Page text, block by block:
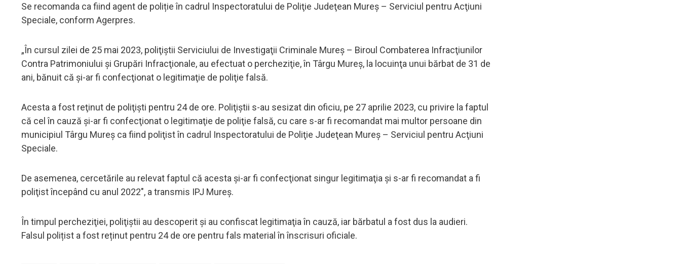
Se recomanda ca fiind agent de poliție în cadrul Inspectoratului de Poliţie Judeţean Mureş – Serviciul pentru Acţiuni
Speciale, conform Agerpres.
„În cursul zilei de 25 mai 2023, poliţiştii Serviciului de Investigaţii Criminale Mureş – Biroul Combaterea Infracţiunilor
Contra Patrimoniului şi Grupări Infracţionale, au efectuat o percheziţie, în Târgu Mureş, la locuinţa unui bărbat de 31 de
ani, bănuit că şi-ar fi confecţionat o legitimaţie de poliţie falsă.
Acesta a fost reţinut de poliţişti pentru 24 de ore. Poliţiştii s-au sesizat din oficiu, pe 27 aprilie 2023, cu privire la faptul
că cel în cauză şi-ar fi confecţionat o legitimaţie de poliţie falsă, cu care s-ar fi recomandat mai multor persoane din
municipiul Târgu Mureş ca fiind poliţist în cadrul Inspectoratului de Poliţie Judeţean Mureş – Serviciul pentru Acţiuni
Speciale.
De asemenea, cercetările au relevat faptul că acesta şi-ar fi confecţionat singur legitimaţia şi s-ar fi recomandat a fi
poliţist începând cu anul 2022″, a transmis IPJ Mureş.
În timpul percheziţiei, poliţiştii au descoperit şi au confiscat legitimaţia în cauză, iar bărbatul a fost dus la audieri.
Falsul polițist a fost reținut pentru 24 de ore pentru fals material în înscrisuri oficiale.